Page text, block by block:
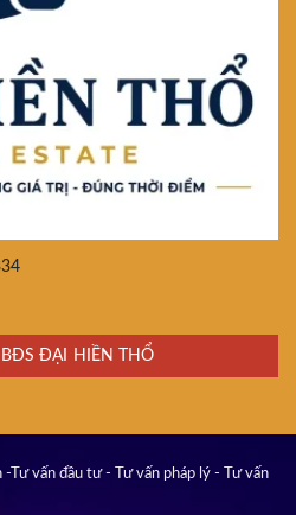
BĐS ĐẠI HIỀN THỔ
Tư vấn đầu tư - Tư vấn pháp lý - Tư vấn